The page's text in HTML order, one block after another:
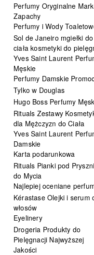
Perfumy Oryginalne
Zapachy
Perfumy i Wody
Sol de Janeiro mgiełki do
ciała kosmetyki do
Yves Saint Laurent
Męskie
Perfumy Damskie
Tylko w Douglas
Hugo Boss Perfumy
Rituals Zestawy
dla Mężczyzn do Ciała
Yves Saint Laurent
Damskie
Karta podarunkowa
Rituals Pianki pod
do Mycia
Najlepiej oceniane
Kérastase Olejki i serum
włosów
Eyelinery
Drogeria Produkty do
Pielęgnacji Najwyższej
Jakości